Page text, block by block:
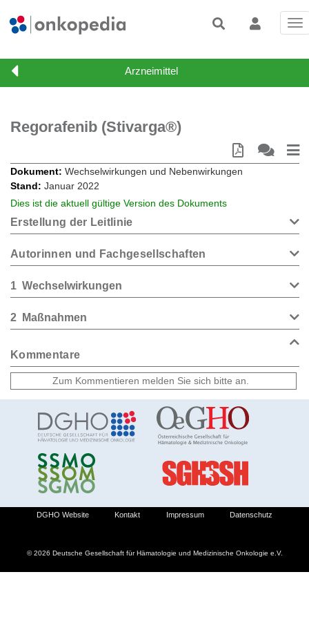
Regorafenib (Stivarga®)
Dokument Wechselwirkungen und Nebenwirkungen
Stand
Januar 2022
Dies ist die aktuell gültige Version des Dokuments
Erstellung der Leitlinie
Autorinnen und Fachgesellschaften
1 Wechselwirkungen
2 Maßnahmen
Kommentare
© 2026 Deutsche Gesellschaft für Hämatologie und Medizinische Onkologie e.V.
DGHO Website Kontakt Impressum Datenschutz